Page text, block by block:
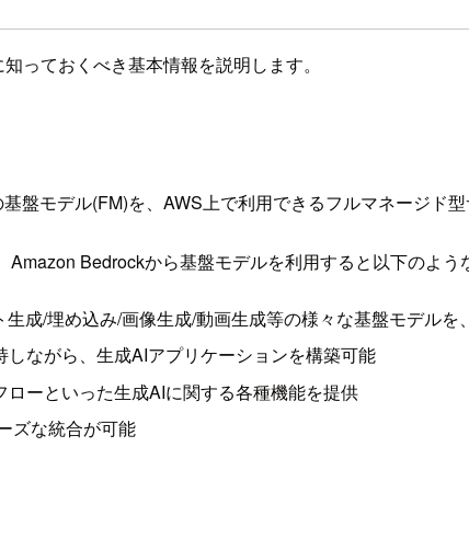
っておくべき基本情報を説明します。
盤モデル(FM)を、AWS上で利用できるフルマネージド型
Bedrockから基盤モデルを利用すると以下のよう
成/埋め込み/画像生成/動画生成等の様々な基盤モデルを
ながら、生成AIアプリケーションを構築可能
ーといった生成AIに関する各種機能を提供
ズな統合が可能